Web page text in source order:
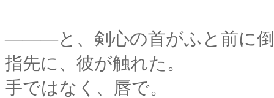
―――と、剣心の首がふと前に倒
指先に、彼が触れた。
手ではなく、唇で。